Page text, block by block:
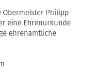
Obermeister Philipp
eine Ehrenurkunde
ehrenamtliche